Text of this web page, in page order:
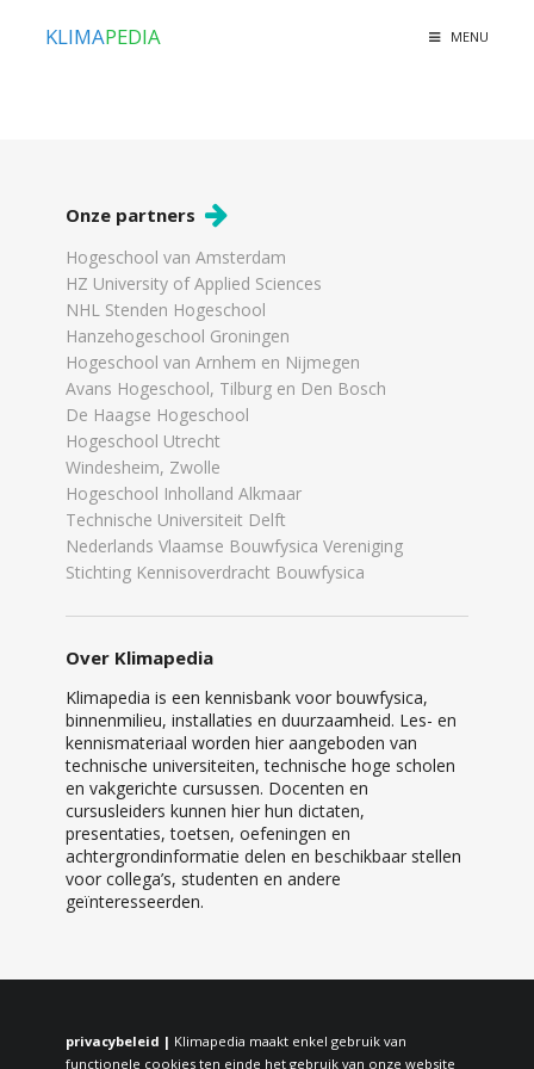
KLIMAPEDIA MENU
Onze partners
Hogeschool van Amsterdam
HZ University of Applied Sciences
NHL Stenden Hogeschool
Hanzehogeschool Groningen
Hogeschool van Arnhem en Nijmegen
Avans Hogeschool, Tilburg en Den Bosch
De Haagse Hogeschool
Hogeschool Utrecht
Windesheim, Zwolle
Hogeschool Inholland Alkmaar
Technische Universiteit Delft
Nederlands Vlaamse Bouwfysica Vereniging
Stichting Kennisoverdracht Bouwfysica
Over Klimapedia
Klimapedia is een kennisbank voor bouwfysica,
binnenmilieu, installaties en duurzaamheid. Les- en
kennismateriaal worden hier aangeboden van
technische universiteiten, technische hoge scholen
en vakgerichte cursussen. Docenten en
cursusleiders kunnen hier hun dictaten,
presentaties, toetsen, oefeningen en
achtergrondinformatie delen en beschikbaar stellen
voor collega’s, studenten en andere
geïnteresseerden.
privacybeleid | Klimapedia maakt enkel gebruik van
functionele cookies ten einde het gebruik van onze website